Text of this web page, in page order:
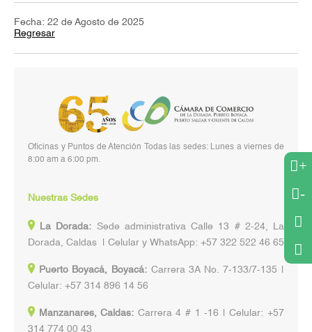
Fecha: 22 de Agosto de 2025
Regresar
+
-
Oficinas y Puntos de Atención Todas las sedes: Lunes a viernes de
8:00 am a 6:00 pm.
Nuestras Sedes
La Dorada: Sede administrativa Calle 13 # 2-24, La
Dorada, Caldas | Celular y WhatsApp: +57 322 522 46 65
Puerto Boyacá, Boyacá:Carrera 3A No. 7-133/7-135 |
Celular: +57 314 896 14 56
Manzanares, Caldas: Carrera 4 # 1 -16 | Celular: +57
314 774 00 43